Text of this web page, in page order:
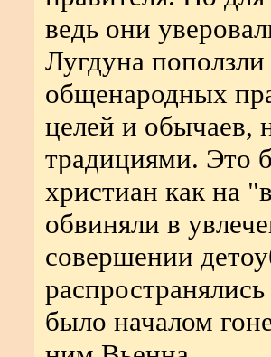
ведь они
Лугдуна
общенародных
целей и обычаев,
традициями. Это
христиан как на
обвиняли в
совершении
было началом